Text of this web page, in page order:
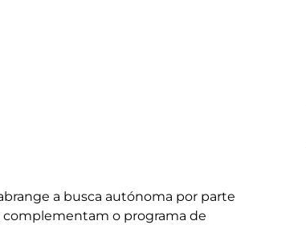
a busca autónoma por parte
o programa de